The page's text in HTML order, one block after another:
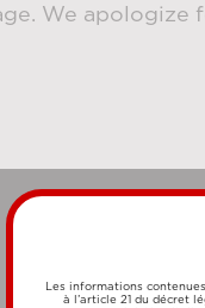
We apologize
Les informations
à l’article 21 du décret